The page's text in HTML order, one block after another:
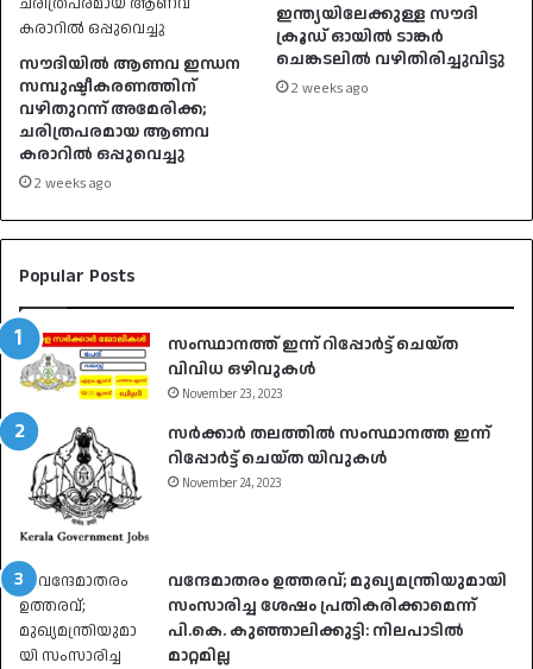
സൗദിയിൽ ആണവ ഇന്ധന
സമ്പുഷ്ടീകരണത്തിന്
വഴിതുറന്ന് അമേരിക്ക;
ചരിത്രപരമായ ആണവ
കരാറിൽ ഒപ്പുവെച്ചു
2 weeks ago
ഇന്ത്യയിലേക്കുള്ള സൗദി
ക്രൂഡ് ഓയിൽ ടാങ്കർ
ചെങ്കടലിൽ വഴിതിരിച്ചുവിട്ടു
2 weeks ago
Popular Posts
സംസ്ഥാനത്ത് ഇന്ന് റിപ്പോർട്ട് ചെയ്ത
വിവിധ ഒഴിവുകൾ
November 23, 2023
സർക്കാർ തലത്തിൽ സംസ്ഥാനത്ത ഇന്ന്
റിപ്പോർട്ട് ചെയ്ത യിവുകൾ
November 24, 2023
വന്ദേമാതരം ഉത്തരവ്; മുഖ്യമന്ത്രിയുമായി
സംസാരിച്ച ശേഷം പ്രതികരിക്കാമെന്ന്
പി.കെ. കുഞ്ഞാലിക്കുട്ടി: നിലപാടിൽ
മാറ്റമില്ല